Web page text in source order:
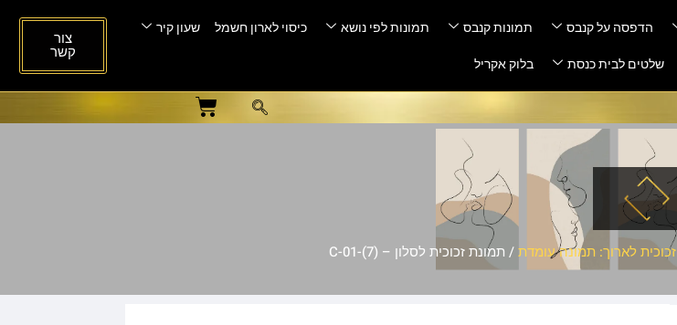
הדפסה על קנבס תמונות קנבס תמונות לפי נושא כיסוי לארון חשמל
שעון קיר
שלטים לבית כנסת בלוק אקריל
צור
קשר
זכוכית לארוך: תמונה עומדת/ תמונת זכוכית לסלון – C-01-(7)